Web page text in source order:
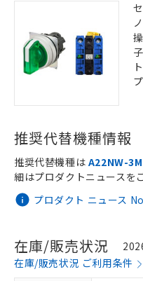
推奨代替機種情報
プロダクト ニュース
推奨代替機種は A22NW-
細はプロダクトニュースを
在庫/販売状況
在庫/販売状況 ご利用条件